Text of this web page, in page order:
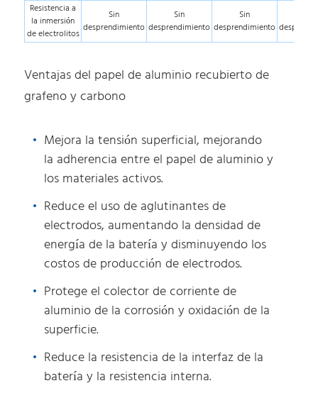
Resistencia a
la inmersión
de electrolitos
Sin
desprendimiento
Sin
desprendimiento
Sin
desprendimiento
Ventajas del papel de aluminio recubierto de
grafeno y carbono
Mejora la tensión superficial, mejorando
la adherencia entre el papel de aluminio y
los materiales activos.
Reduce el uso de aglutinantes de
electrodos, aumentando la densidad de
energía de la batería y disminuyendo los
costos de producción de electrodos.
Protege el colector de corriente de
aluminio de la corrosión y oxidación de la
superficie.
Reduce la resistencia de la interfaz de la
batería y la resistencia interna.